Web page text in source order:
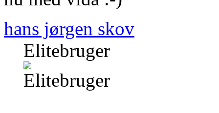
hans jørgen skov
Elitebruger